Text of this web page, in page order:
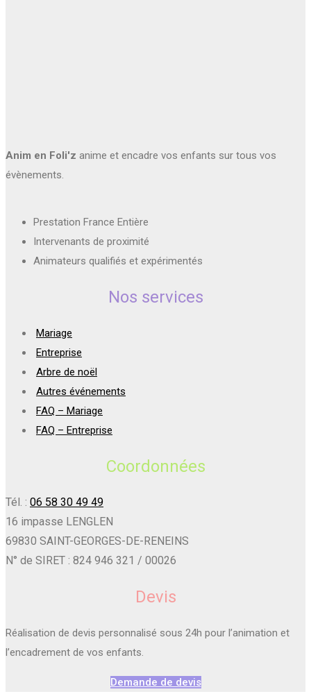
Anim en Foli'z anime et encadre vos enfants sur tous vos
évènements.
Prestation France Entière
Intervenants de proximité
Animateurs qualifiés et expérimentés
Nos services
Mariage
Entreprise
Arbre de noël
Autres événements
FAQ – Mariage
FAQ – Entreprise
Coordonnées
Tél. : 06 58 30 49 49
16 impasse LENGLEN
69830 SAINT-GEORGES-DE-RENEINS
N° de SIRET : 824 946 321 / 00026
Devis
Réalisation de devis personnalisé sous 24h pour l’animation et
l’encadrement de vos enfants.
Demande de devis